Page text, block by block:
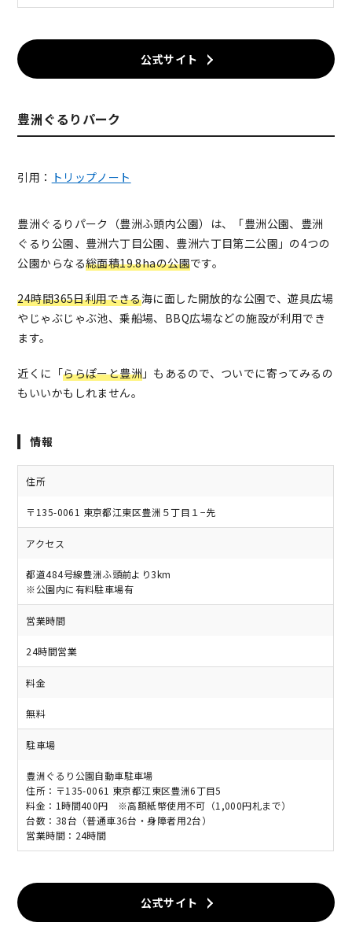
公式サイト
豊洲ぐるりパーク
引用： トリップノート
豊洲ぐるりパーク（豊洲ふ頭内公園）は、「豊洲公園、豊洲
ぐるり公園、豊洲六丁目公園、豊洲六丁目第二公園」の4つの
公園からなる総面積19.8haの公園です。
24時間365日利用できる海に面した開放的な公園で、遊具広場
やじゃぶじゃぶ池、乗船場、BBQ広場などの施設が利用でき
ます。
近くに「ららぽーと豊洲 」もあるので、ついでに寄ってみるの
もいいかもしれません。
情報
住所
〒135-0061 東京都江東区豊洲５丁目１−先
アクセス
都道484号線豊洲ふ頭前より3km
※公園内に有料駐車場有
営業時間
24時間営業
料金
無料
駐車場
豊洲ぐるり公園自動車駐車場
住所：〒135-0061 東京都江東区豊洲6丁目5
料金：1時間400円 ※高額紙幣使用不可（1,000円札まで）
台数：38台（普通車36台・身障者用2台）
営業時間：24時間
公式サイト